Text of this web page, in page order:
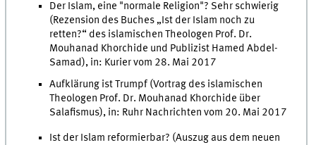
Der Islam, eine "normale Religion"? Sehr schwierig
(Rezension des Buches „Ist der Islam noch zu
retten?“ des islamischen Theologen Prof. Dr.
Mouhanad Khorchide und Publizist Hamed Abdel-
Samad), in: Kurier vom 28. Mai 2017
Aufklärung ist Trumpf (Vortrag des islamischen
Theologen Prof. Dr. Mouhanad Khorchide über
Salafismus), in: Ruhr Nachrichten vom 20. Mai 2017
Ist der Islam reformierbar? (Auszug aus dem neuen